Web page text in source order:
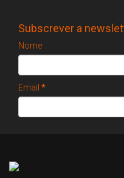
Subscrever a
Nome
Email *